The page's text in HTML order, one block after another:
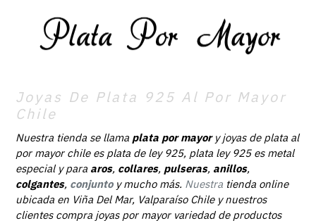
Joyas De Plata 925 Al Por Mayor
Chile
Nuestra tienda se llama plata por mayory joyas de plata al
por mayor chile es plata de ley 925, plata ley 925 es metal
especial y para aros, collares, pulseras, anillos,
colgantes, conjunto y mucho más. Nuestra tienda online
ubicada en Viña Del Mar, Valparaíso Chile y nuestros
clientes compra joyas por mayor variedad de productos